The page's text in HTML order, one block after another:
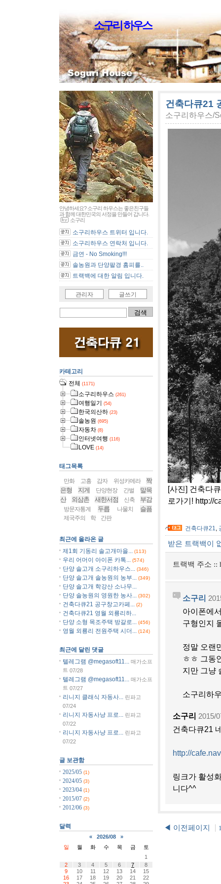
소구리 하우스
건축다큐21
소구리하우스/
[사진] 건축다
로가기! http://
건축다큐21,
받은 트랙백이
트랙백 주소 ::
소구리
아이폰에
구형인지
정말 오랜
ㅎㅎ 그동
지만 그냥
소구리하
소구리 2015/
건축다큐21
http://
링크가 활성
니다^^
◀ 이전페이지
안녕하세요? 소구리 하우스는 좋은친구들
과 함께 대한민국의 서정을 만들어 갑니다.
소구리
소구리하우스 트위터 입니다.
소구리하우스 연락처 입니다.
금연 - No Smoking!!!
솔농원과 단양팔경 홈피를..
트랙백에 대한 알림 입니다.
관리자 글쓰기
카테고리
전체 (1171)
소구리하우스 (261)
여행일기 (54)
한국의산하 (23)
솔농원 (695)
자동차 (8)
인터넷여행 (116)
LOVE (14)
태그목록
만화 고흥 감자 위성카메라
짝
은형
지게 단양현장 간벌
말목
산
외삼촌 새한서점 신축 부감
방문자통계 두릅 나물치 슬픔
제국주의 학 간판
최근에 올라온 글
제1회 기동리 솔고개마을...
(113)
우리 어머이 아이폰 카톡... (574)
단양 솔고개 소구리하우스... (346)
단양 솔고개 솔농원의 농부... (349)
단양 솔고개 학강산 소나무...
단양 솔농원의 영원한 농사...
(302)
건축다큐21 공구창고카페... (2)
건축다큐21 영월 외룡리하...
단양 소형 목조주택 방갈로...
(456)
영월 외룡리 전원주택 시더... (124)
최근에 달린 댓글
텔레그램 @megasoft11...
매가소프
트 07/28
텔레그램 @megasoft11... 매가소프
트 07/27
리니지 클래식 자동사...
린파고
07/24
리니지 자동사냥 프로...
린파고
07/22
리니지 자동사냥 프로...
린파고
07/22
글 보관함
2025/05 (1)
2024/05 (3)
2023/04 (1)
2015/07 (2)
2012/06 (3)
달력
« 2026/08
»
일
월 화 수 목 금
토
1
2
3 4 5 6 7
8
9
10 11 12 13 14
15
16
17 18 19 20 21
22